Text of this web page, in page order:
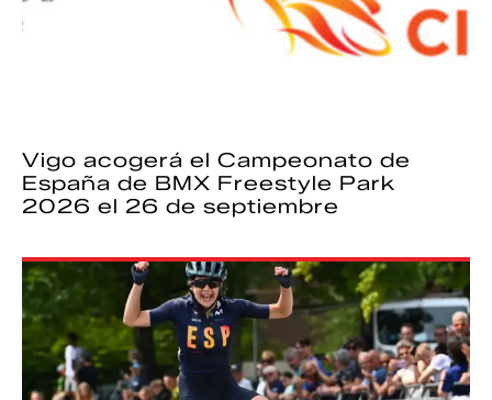
Vigo acogerá el Campeonato de
España de BMX Freestyle Park
2026 el 26 de septiembre